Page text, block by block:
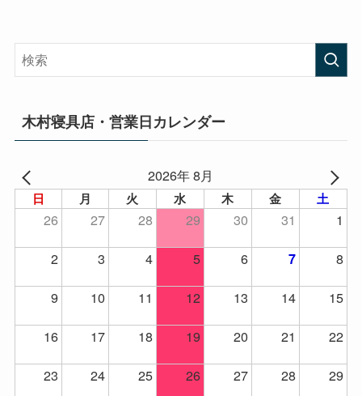
木村寝具店・営業日カレンダー
2026年 8月
日 月 火 水 木 金 土
26 27 28 29 30 31
1
2
3 4 5 6 7
8
9
10 11 12 13 14
15
16
17 18 19 20 21
22
23
24 25 26 27 28 29